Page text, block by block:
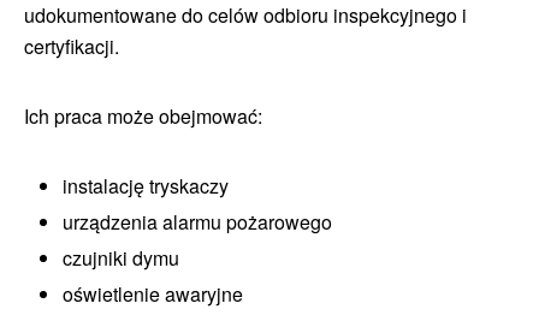
udokumentowane do celów odbioru inspekcyjnego i
certyfikacji.
Ich praca może obejmować:
instalację tryskaczy
urządzenia alarmu pożarowego
czujniki dymu
oświetlenie awaryjne